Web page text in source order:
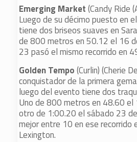
Emerging Market(Candy Ride
Luego de su décimo puesto en
tiene dos briseos suaves en
de 800 metros en 50.12 el 16
23 pasó el mismo recorrido en
Golden Tempo(Curlin) (Cherie
conquistador de la primera
luego del evento tiene dos
Uno de 800 metros en 48.60 el
otro de 1:00.20 el sábado 23
mejor entre 10 en ese recorrido
Lexington.